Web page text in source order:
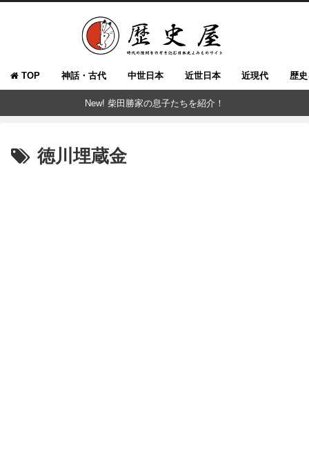
TOP 神話・古代 中世日本 近世日本 近現代 歴
New! 柴田勝家の息子たちを紹介！
徳川埋蔵金